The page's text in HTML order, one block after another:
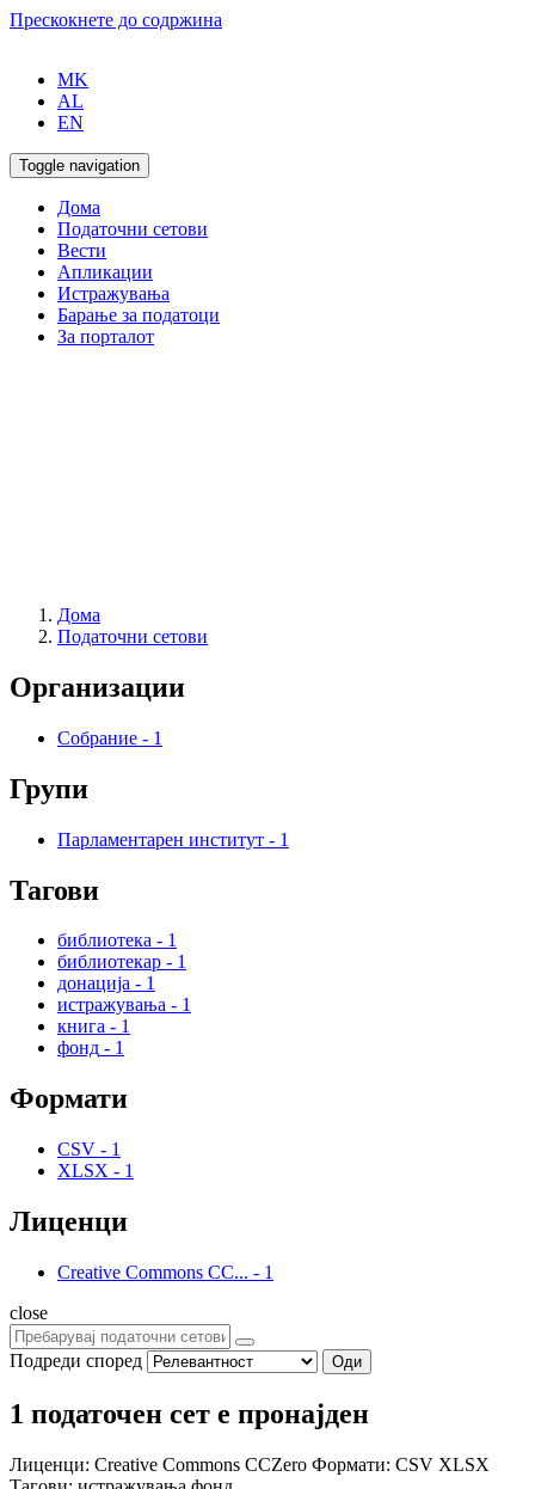
Прескокнете до содржина
MK
AL
EN
Toggle navigation
Дома
Податочни сетови
Вести
Апликации
Истражувања
Барање за податоци
За порталот
Дома
Податочни сетови
Организации
Собрание - 1
Групи
Парламентарен институт - 1
Тагови
библиотека - 1
библиотекар - 1
донација - 1
истражувања - 1
книга - 1
фонд - 1
Формати
CSV - 1
XLSX - 1
Лиценци
Creative Commons CC... - 1
close
Подреди според Оди
1 податочен сет е пронајден
Лиценци: Creative Commons CCZero Формати: CSV XLSX